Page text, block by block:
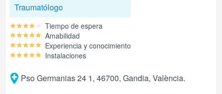
Traumatólogo
Tiempo de espera
Amabilidad
Experiencia y conocimiento
Instalaciones
Pso Germanias 24 1, 46700, Gandia, València.